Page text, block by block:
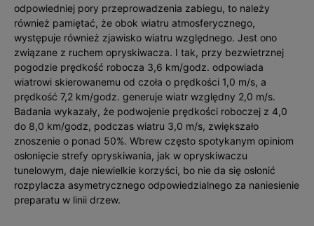
odpowiedniej pory przeprowadzenia zabiegu, to należy
również pamiętać, że obok wiatru atmosferycznego,
występuje również zjawisko wiatru względnego. Jest ono
związane z ruchem opryskiwacza. I tak, przy bezwietrznej
pogodzie prędkość robocza 3,6 km/godz. odpowiada
wiatrowi skierowanemu od czoła o prędkości 1,0 m/s, a
prędkość 7,2 km/godz. generuje wiatr względny 2,0 m/s.
Badania wykazały, że podwojenie prędkości roboczej z 4,0
do 8,0 km/godz, podczas wiatru 3,0 m/s, zwiększało
znoszenie o ponad 50%. Wbrew często spotykanym opiniom
osłonięcie strefy opryskiwania, jak w opryskiwaczu
tunelowym, daje niewielkie korzyści, bo nie da się osłonić
rozpylacza asymetrycznego odpowiedzialnego za naniesienie
preparatu w linii drzew.